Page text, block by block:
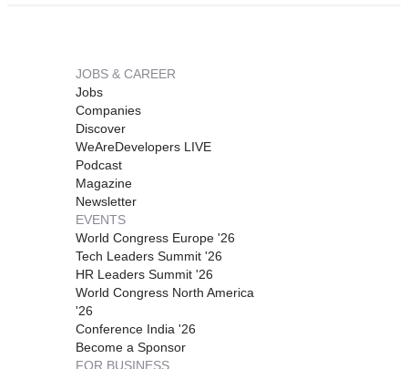
JOBS & CAREER
Jobs
Companies
Discover
WeAreDevelopers LIVE
Podcast
Magazine
Newsletter
EVENTS
World Congress Europe '26
Tech Leaders Summit '26
HR Leaders Summit '26
World Congress North America
'26
Conference India '26
Become a Sponsor
FOR BUSINESS